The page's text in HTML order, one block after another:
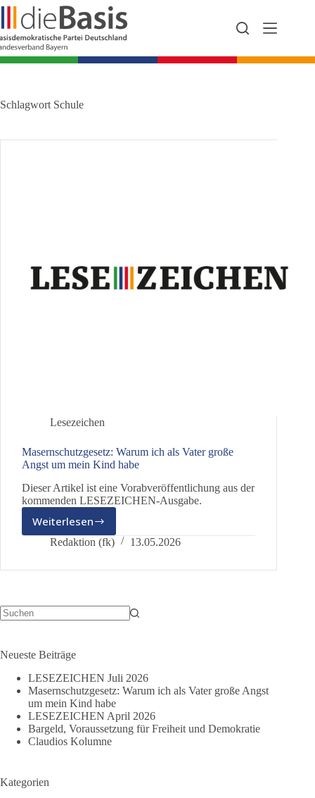
Zum
Inhalt
springen
Schlagwort Schule
Lesezeichen
Masernschutzgesetz: Warum ich als Vater große
Angst um mein Kind habe
Dieser Artikel ist eine Vorabveröffentlichung aus der
kommenden LESEZEICHEN-Ausgabe.
WeiterlesenMasernschutzgesetz:
Warum
als
Kind
Redaktion (fk) 13.05.2026
Neueste Beiträge
LESEZEICHEN Juli 2026
Masernschutzgesetz: Warum ich als Vater große Angst
um mein Kind habe
LESEZEICHEN April 2026
Bargeld, Voraussetzung für Freiheit und Demokratie
Claudios Kolumne
Kategorien